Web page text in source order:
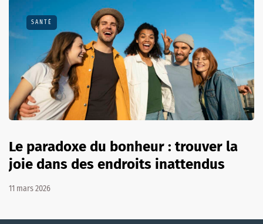
SANTÉ
Le paradoxe du bonheur : trouver la
joie dans des endroits inattendus
11 mars 2026